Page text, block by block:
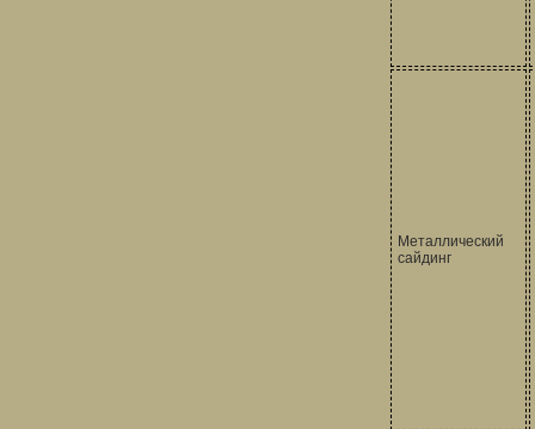
Металлический
сайдинг